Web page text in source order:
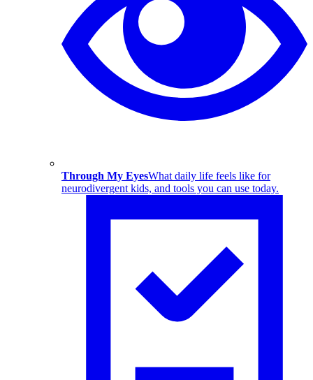
Through My EyesWhat daily life feels like for
neurodivergent kids, and tools you can use today.